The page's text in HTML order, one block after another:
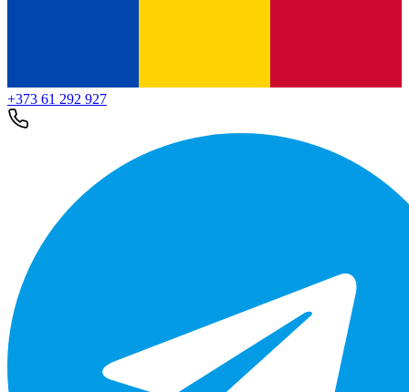
+373 61 292 927